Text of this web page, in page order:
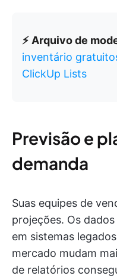
⚡ Arquivo de
inventário
ClickUp Lists
Previsão e
demanda
Suas equipes de
projeções. Os
em sistemas
mercado mudam
de relatórios